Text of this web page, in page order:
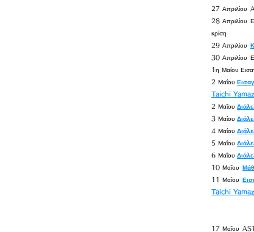
27 Απριλίου
28 Απριλίου
κρίση
29 Απριλίου
30 Απριλίου
1η Μαΐου
2 Μαΐου
Taichi
2 Μαΐου
3 Μαΐου
4 Μαΐου
5 Μαΐου
6 Μαΐου
10 Μαΐου
11 Μαΐου
Taichi
17 Μαΐου